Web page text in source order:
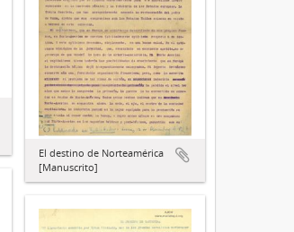
El destino de Norteamérica
[Manuscrito]